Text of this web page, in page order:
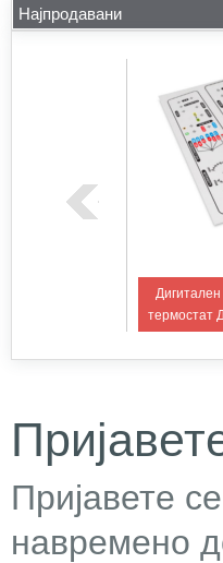
Најпродавани
термостат
Пријавете
навремено